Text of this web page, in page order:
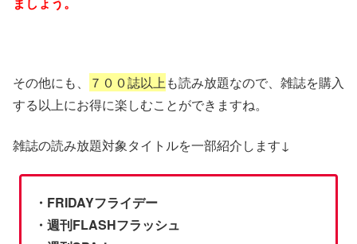
その他にも、 ７００誌以上も読み放題なので、雑誌を購入
する以上にお得に楽しむことができますね。
雑誌の読み放題対象タイトルを一部紹介します↓
・FRIDAYフライデー
・週刊FLASHフラッシュ